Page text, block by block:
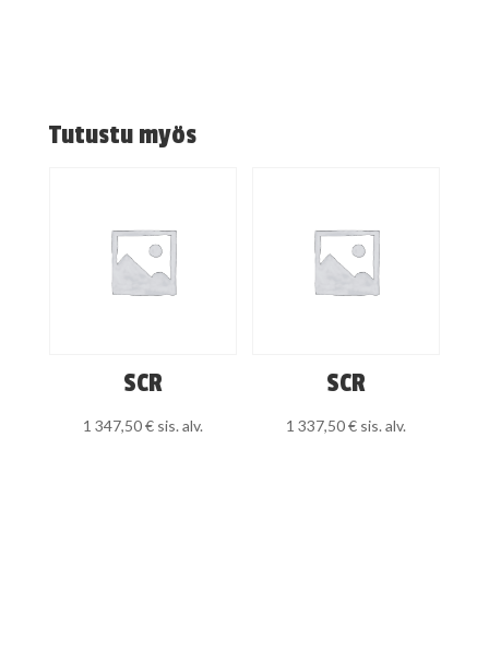
Tutustu myös
SCR
1 347,50€ sis. alv.
SCR
1 337,50€ sis. alv.